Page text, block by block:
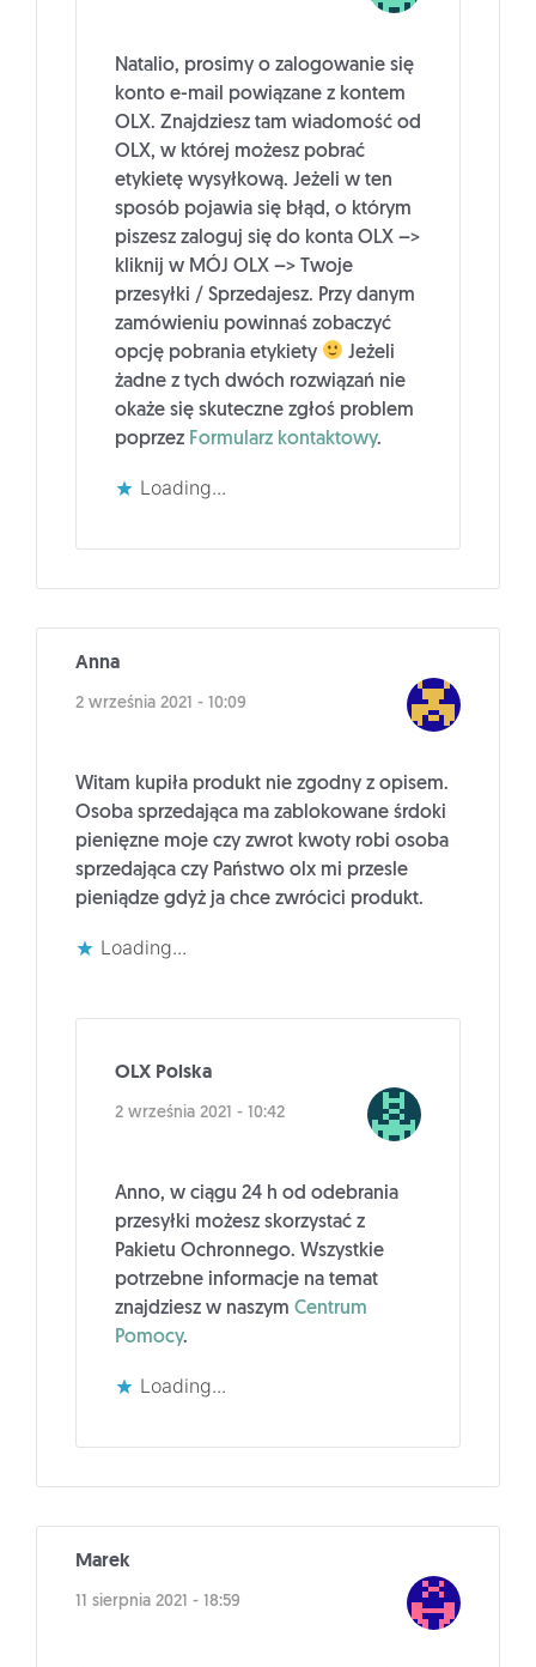
Natalio, prosimy o zalogowanie się
konto e-mail powiązane z kontem
OLX. Znajdziesz tam wiadomość od
OLX, w której możesz pobrać
etykietę wysyłkową. Jeżeli w ten
sposób pojawia się błąd, o którym
piszesz zaloguj się do konta OLX –>
kliknij w MÓJ OLX –> Twoje
przesyłki / Sprzedajesz. Przy danym
zamówieniu powinnaś zobaczyć
opcję pobrania etykiety
Jeżeli
żadne z tych dwóch rozwiązań nie
okaże się skuteczne zgłoś problem
poprzez Formularz kontaktowy.
Loading...
Anna
2 września 2021 - 10:09
Witam kupiła produkt nie zgodny z opisem.
Osoba sprzedająca ma zablokowane śrdoki
pienięzne moje czy zwrot kwoty robi osoba
sprzedająca czy Państwo olx mi przesle
pieniądze gdyż ja chce zwrócici produkt.
Loading...
OLX Polska
2 września 2021 - 10:42
Anno, w ciągu 24 h od odebrania
przesyłki możesz skorzystać z
Pakietu Ochronnego. Wszystkie
potrzebne informacje na temat
znajdziesz w naszym Centrum
Pomocy.
Loading...
Marek
11 sierpnia 2021 - 18:59